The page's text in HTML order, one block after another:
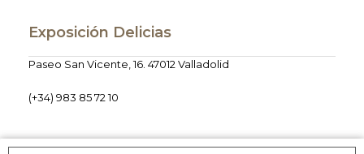
Exposición Delicias
Paseo San Vicente, 16. 47012 Valladolid
(+34) 983 85 72 10